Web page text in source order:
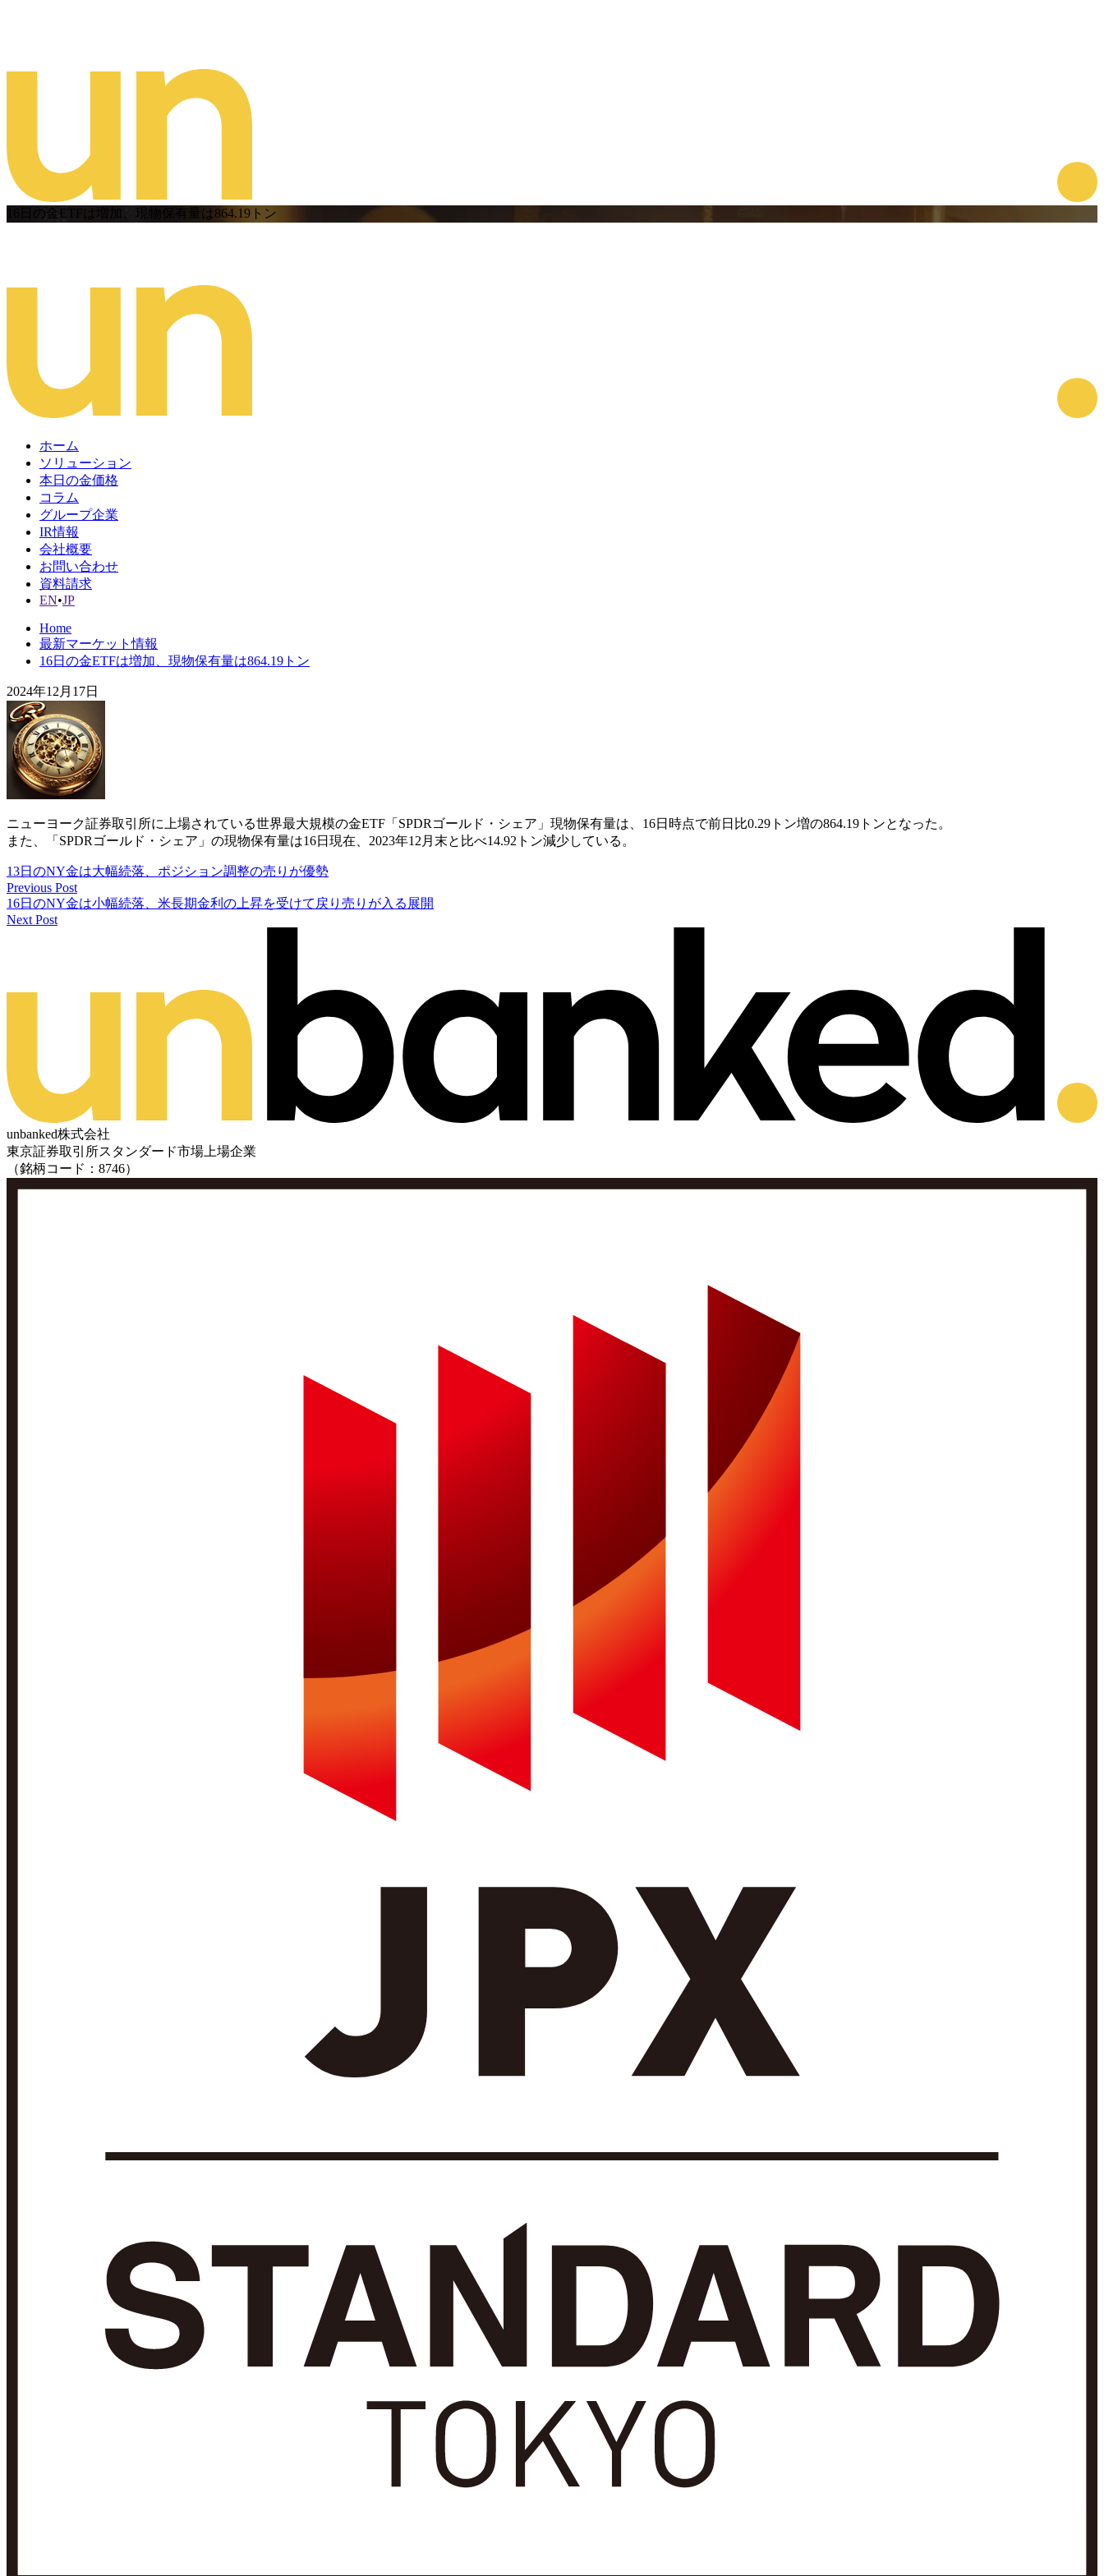
16日の金ETFは増加、現物保有量は864.19トン
ホーム
ソリューション
本日の金価格
コラム
グループ企業
IR情報
会社概要
お問い合わせ
資料請求
EN•JP
Home
最新マーケット情報
16日の金ETFは増加、現物保有量は864.19トン
2024年12月17日
ニューヨーク証券取引所に上場されている世界最大規模の金ETF「SPDRゴールド・シェア」現物保有量は、16日時点で前日比0.29トン増の864.19トンとなった。
また、「SPDRゴールド・シェア」の現物保有量は16日現在、2023年12月末と比べ14.92トン減少している。
13日のNY金は大幅続落、ポジション調整の売りが優勢
Previous Post
16日のNY金は小幅続落、米長期金利の上昇を受けて戻り売りが入る展開
Next Post
unbanked株式会社
東京証券取引所スタンダード市場上場企業
（銘柄コード：8746）